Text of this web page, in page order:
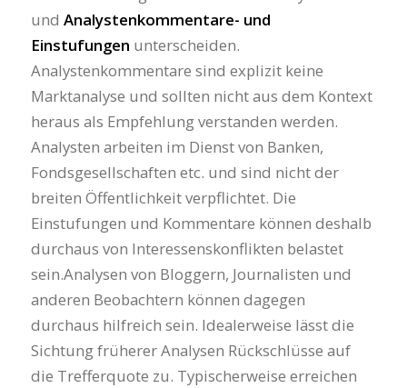
und Analystenkommentare- und
Einstufungen unterscheiden.
Analystenkommentare sind explizit keine
Marktanalyse und sollten nicht aus dem Kontext
heraus als Empfehlung verstanden werden.
Analysten arbeiten im Dienst von Banken,
Fondsgesellschaften etc. und sind nicht der
breiten Öffentlichkeit verpflichtet. Die
Einstufungen und Kommentare können deshalb
durchaus von Interessenskonflikten belastet
sein.Analysen von Bloggern, Journalisten und
anderen Beobachtern können dagegen
durchaus hilfreich sein. Idealerweise lässt die
Sichtung früherer Analysen Rückschlüsse auf
die Trefferquote zu. Typischerweise erreichen